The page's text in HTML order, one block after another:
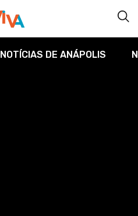
NOTÍCIAS DE ANÁPOLIS